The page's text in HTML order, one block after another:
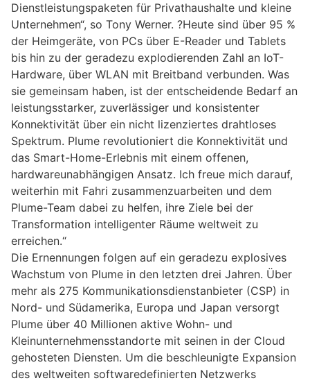
Dienstleistungspaketen für Privathaushalte und kleine
Unternehmen“, so Tony Werner. ?Heute sind über 95 %
der Heimgeräte, von PCs über E-Reader und Tablets
bis hin zu der geradezu explodierenden Zahl an IoT-
Hardware, über WLAN mit Breitband verbunden. Was
sie gemeinsam haben, ist der entscheidende Bedarf an
leistungsstarker, zuverlässiger und konsistenter
Konnektivität über ein nicht lizenziertes drahtloses
Spektrum. Plume revolutioniert die Konnektivität und
das Smart-Home-Erlebnis mit einem offenen,
hardwareunabhängigen Ansatz. Ich freue mich darauf,
weiterhin mit Fahri zusammenzuarbeiten und dem
Plume-Team dabei zu helfen, ihre Ziele bei der
Transformation intelligenter Räume weltweit zu
erreichen.“
Die Ernennungen folgen auf ein geradezu explosives
Wachstum von Plume in den letzten drei Jahren. Über
mehr als 275 Kommunikationsdienstanbieter (CSP) in
Nord- und Südamerika, Europa und Japan versorgt
Plume über 40 Millionen aktive Wohn- und
Kleinunternehmensstandorte mit seinen in der Cloud
gehosteten Diensten. Um die beschleunigte Expansion
des weltweiten softwaredefinierten Netzwerks